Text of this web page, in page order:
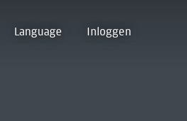
Language Inloggen